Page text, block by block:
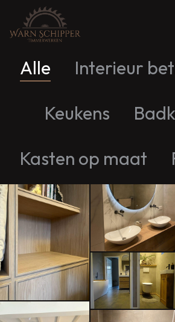
Alle
Interieur
Keukens
Kasten op maat